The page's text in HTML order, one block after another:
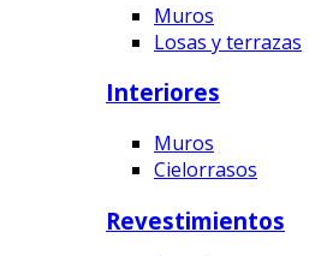
Muros
Losas y terrazas
Interiores
Muros
Cielorrasos
Revestimientos